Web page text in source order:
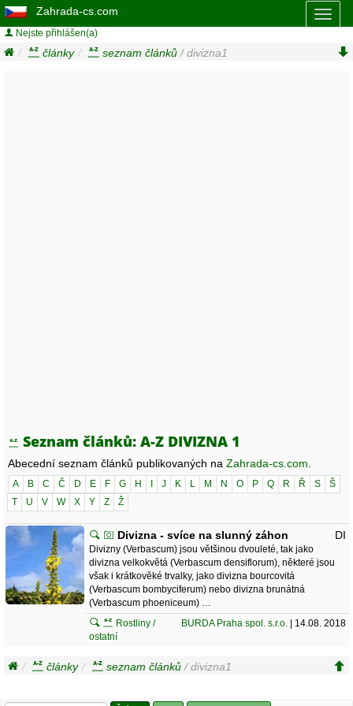
Zahrada-cs.com
Nejste přihlášen(a)
články seznam článků / divizna1
Seznam článků: A-Z DIVIZNA 1
Abecední seznam článků publikovaných na Zahrada-cs.com
A B C Č D E F G H J K L M N O P Q R Ř S
Š
T
U V W X Y Z Ž
Divizna - svíce na slunný záhon DI
Divizny (Verbascum) jsou většinou dvouleté, tak jako
divizna velkokvětá (Verbascum densiflorum), některé jsou
však i krátkověké trvalky, jako divizna bourcovitá
(Verbascum bombyciferum) nebo divizna brunátná
(Verbascum phoeniceum) …
BURDA Praha spol. s.r.o. | 14.08. 2018
Rostliny /
ostatní
články seznam článků / divizna1